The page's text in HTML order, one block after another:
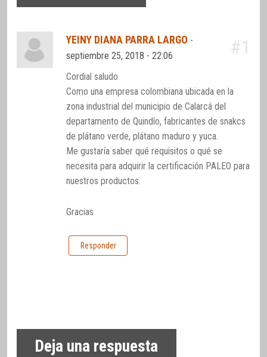
YEINY DIANA PARRA LARGO -
septiembre 25, 2018 - 22:06
#1
Cordial saludo
Como una empresa colombiana ubicada en la
zona industrial del municipio de Calarcá del
departamento de Quindío, fabricantes de snakcs
de plátano verde, plátano maduro y yuca.
Me gustaría saber qué requisitos o qué se
necesita para adquirir la certificación PALEO para
nuestros productos.
Gracias
Responder
Deja una respuesta